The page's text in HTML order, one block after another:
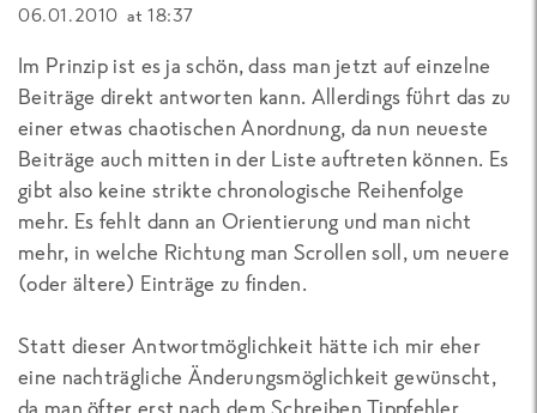
06.01.2010 at 18:37
Im Prinzip ist es ja schön, dass man jetzt auf einzelne
Beiträge direkt antworten kann. Allerdings führt das zu
einer etwas chaotischen Anordnung, da nun neueste
Beiträge auch mitten in der Liste auftreten können. Es
gibt also keine strikte chronologische Reihenfolge
mehr. Es fehlt dann an Orientierung und man nicht
mehr, in welche Richtung man Scrollen soll, um neuere
(oder ältere) Einträge zu finden.
Statt dieser Antwortmöglichkeit hätte ich mir eher
eine nachträgliche Änderungsmöglichkeit gewünscht,